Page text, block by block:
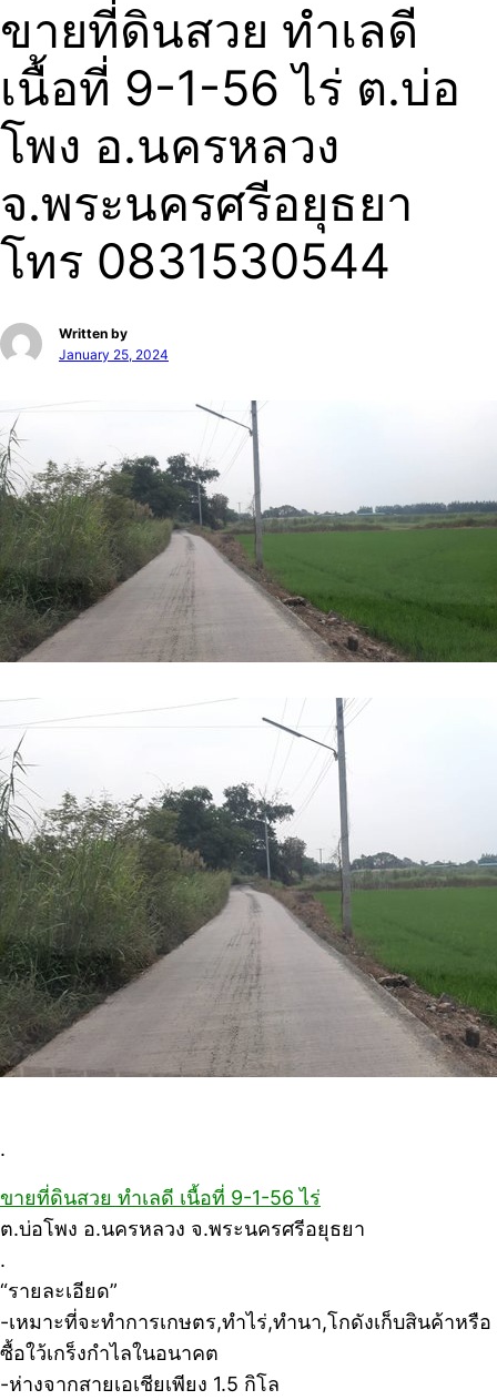
ขายที่ดินสวย ทำเลดี
เนื้อที่ 9-1-56 ไร่ ต.บ่อ
โพง อ.นครหลวง
จ.พระนครศรีอยุธยา
โทร 0831530544
Written by
January 25, 2024
.
ขายที่ดินสวย ทำเลดี เนื้อที่ 9-1-56 ไร่
ต.บ่อโพง อ.นครหลวง จ.พระนครศรีอยุธยา
.
“รายละเอียด”
-เหมาะที่จะทำการเกษตร,ทำไร่,ทำนา,โกดังเก็บสินค้าหรือ
ซื้อใว้เกร็งกำไลในอนาคต
-ห่างจากสายเอเชียเพียง 1.5 กิโล